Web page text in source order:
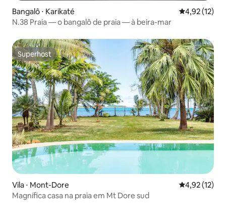
Bangalô ⋅ Karikaté 4,92 de uma
4,92 (12)
N.38 Praia — o bangalô de praia — à beira-mar
Superhost
Superhost
Vila ⋅ Mont-Dore 4,92 de uma
4,92 (12)
Magnífica casa na praia em Mt Dore sud